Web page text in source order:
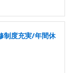
制度充実/年間休